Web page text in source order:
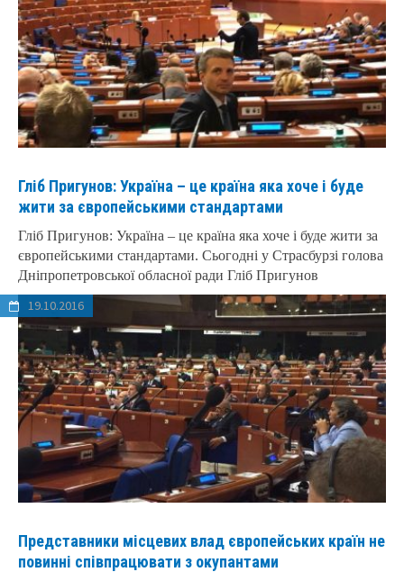
Гліб Пригунов: Україна – це країна яка хоче і буде
жити за європейськими стандартами
Гліб Пригунов: Україна – це країна яка хоче і буде жити за
європейськими стандартами. Сьогодні у Страсбурзі голова
Дніпропетровської обласної ради Гліб Пригунов
19.10.2016
Представники місцевих влад європейських країн не
повинні співпрацювати з окупантами